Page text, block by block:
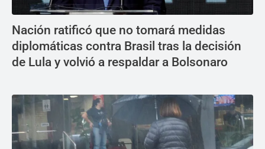
Nación ratificó que no tomará medidas
diplomáticas contra Brasil tras la decisión
de Lula y volvió a respaldar a Bolsonaro